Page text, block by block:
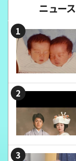
ニュース